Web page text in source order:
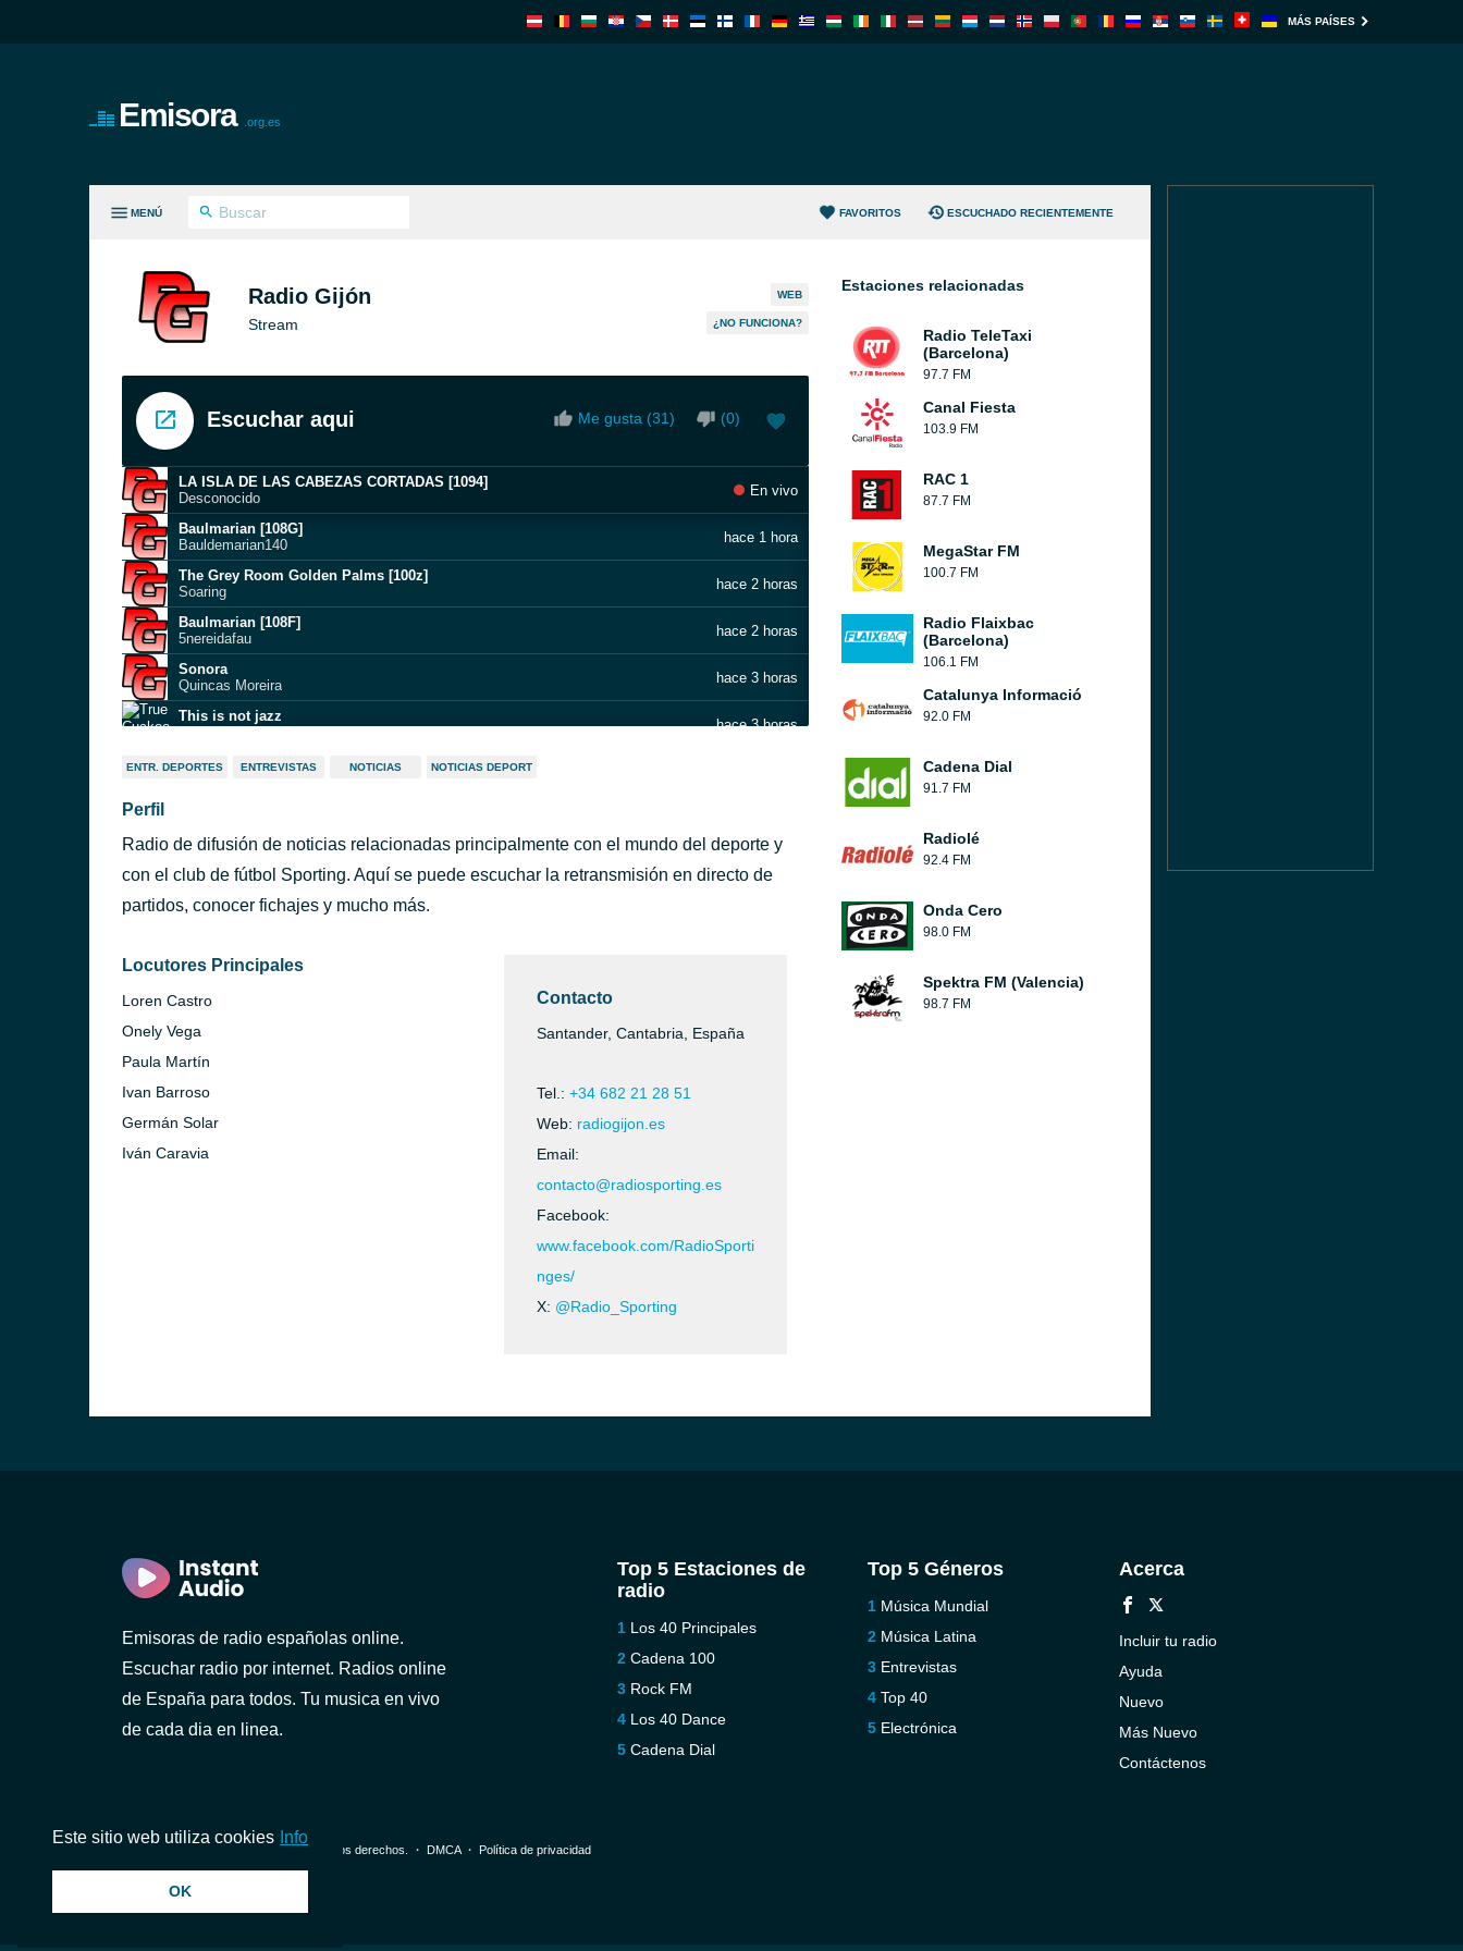
MÁS PAÍSES
Emisora .org.es
MENÚ FAVORITOS ESCUCHADO RECIENTEMENTE
Radio Gijón
Stream
WEB
¿NO FUNCIONA?
Escuchar aqui Me gusta (31) (0)
LA ISLA DE LAS CABEZAS CORTADAS [1094]
Desconocido
En vivo
Baulmarian [108G]
Bauldemarian140
hace 1 hora
The Grey Room Golden Palms [100z]
Soaring
hace 2 horas
Baulmarian [108F]
5nereidafau
hace 2 horas
Sonora
Quincas Moreira
hace 3 horas
This is not jazz
hace 3 horas
Dyalla [100l]
Inevitable Hope
hace 3 horas
Digital Ghosts
ENTR. DEPORTES ENTREVISTAS NOTICIAS NOTICIAS DEPORT
Perfil
Radio de difusión de noticias relacionadas principalmente con el mundo del deporte y
con el club de fútbol Sporting. Aquí se puede escuchar la retransmisión en directo de
partidos, conocer fichajes y mucho más.
Locutores Principales
Loren Castro
Onely Vega
Paula Martín
Ivan Barroso
Germán Solar
Iván Caravia
Contacto
Santander, Cantabria, España
Tel.: +34 682 21 28 51
Web: radiogijon.es
Email:
contacto@radiosporting.es
Facebook:
www.facebook.com/RadioSporti
nges/
X: @Radio_Sporting
Estaciones relacionadas
Radio TeleTaxi
(Barcelona)
97.7 FM
Canal Fiesta
103.9 FM
RAC 1
87.7 FM
MegaStar FM
100.7 FM
Radio Flaixbac
(Barcelona)
106.1 FM
Catalunya Informació
92.0 FM
Cadena Dial
91.7 FM
Radiolé
92.4 FM
Onda Cero
98.0 FM
Spektra FM (Valencia)
98.7 FM
Emisoras de radio españolas online.
Escuchar radio por internet. Radios online
de España para todos. Tu musica en vivo
de cada dia en linea.
Top 5 Estaciones de
radio
Los 40 Principales
Cadena 100
Rock FM
Los 40 Dance
Cadena Dial
Top 5 Géneros
Música Mundial
Música Latina
Entrevistas
Top 40
Electrónica
Acerca
Incluir tu radio
Ayuda
Nuevo
Más Nuevo
Contáctenos
© 2026 InstantAudio. Reservados todos los derechos. ・ DMCA・ Política de privacidad
Este sitio web utiliza cookies Info
OK